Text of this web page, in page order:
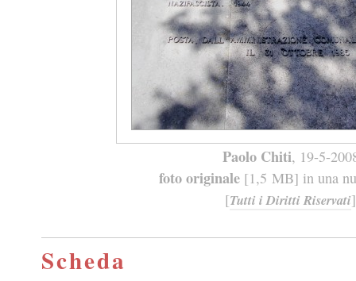
Paolo Chiti, 19-5-
foto originale[1,5 MB] in una
[Tutti i Diritti Riservati]
Scheda